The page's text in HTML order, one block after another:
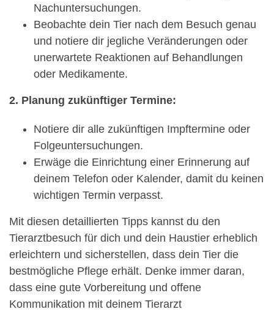
Nachuntersuchungen.
Beobachte dein Tier nach dem Besuch genau
und notiere dir jegliche Veränderungen oder
unerwartete Reaktionen auf Behandlungen
oder Medikamente.
2. Planung zukünftiger Termine:
Notiere dir alle zukünftigen Impftermine oder
Folgeuntersuchungen.
Erwäge die Einrichtung einer Erinnerung auf
deinem Telefon oder Kalender, damit du keinen
wichtigen Termin verpasst.
Mit diesen detaillierten Tipps kannst du den
Tierarztbesuch für dich und dein Haustier erheblich
erleichtern und sicherstellen, dass dein Tier die
bestmögliche Pflege erhält. Denke immer daran,
dass eine gute Vorbereitung und offene
Kommunikation mit deinem Tierarzt